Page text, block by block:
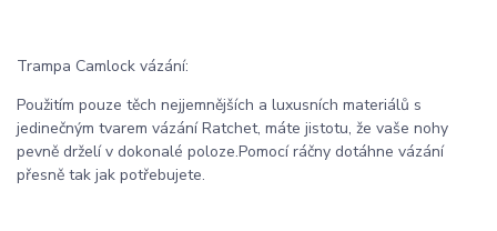
Trampa Camlock vázání:
Použitím pouze těch nejjemnějších a luxusních materiálů s
jedinečným tvarem vázání Ratchet, máte jistotu, že vaše nohy
pevně drželí v dokonalé poloze.Pomocí ráčny dotáhne vázání
přesně tak jak potřebujete.